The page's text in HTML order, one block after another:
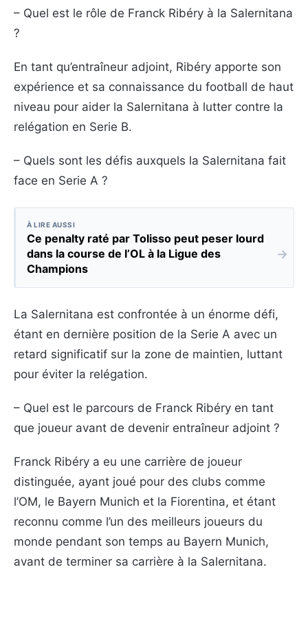
– Quel est le rôle de Franck Ribéry à la Salernitana
?
En tant qu’entraîneur adjoint, Ribéry apporte son
expérience et sa connaissance du football de haut
niveau pour aider la Salernitana à lutter contre la
relégation en Serie B.
– Quels sont les défis auxquels la Salernitana fait
face en Serie A ?
À LIRE AUSSI
Ce penalty raté par Tolisso peut peser lourd
dans la course de l’OL à la Ligue des
Champions
→
La Salernitana est confrontée à un énorme défi,
étant en dernière position de la Serie A avec un
retard significatif sur la zone de maintien, luttant
pour éviter la relégation.
– Quel est le parcours de Franck Ribéry en tant
que joueur avant de devenir entraîneur adjoint ?
Franck Ribéry a eu une carrière de joueur
distinguée, ayant joué pour des clubs comme
l’OM, le Bayern Munich et la Fiorentina, et étant
reconnu comme l’un des meilleurs joueurs du
monde pendant son temps au Bayern Munich,
avant de terminer sa carrière à la Salernitana.